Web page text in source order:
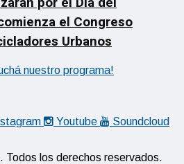
el Congreso
Urbanos
Youtube Soundcloud
los derechos reservados.